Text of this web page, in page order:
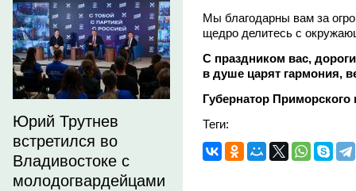
Юрий Трутнев
встретился во
Владивостоке с
молодогвардейцами
Мы благодарны вам за
щедро делитесь с
С праздником вас,
в душе царят гармония,
Губернатор
Теги: